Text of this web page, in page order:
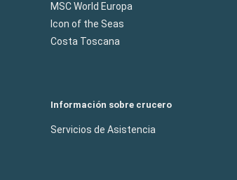
MSC World Europa
Icon of the Seas
Costa Toscana
Información sobre crucero
Servicios de Asistencia